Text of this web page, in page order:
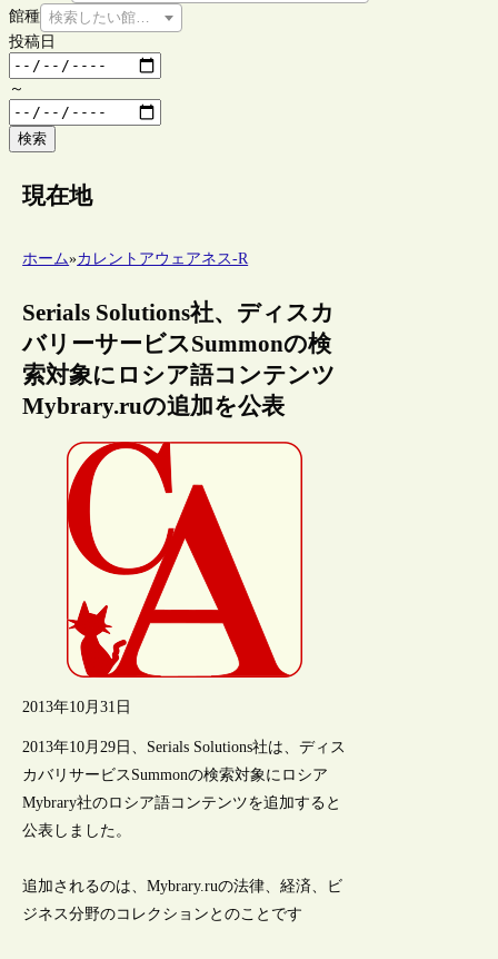
館種 検索したい館種を選択してください
投稿日
～
検索
現在地
ホーム»カレントアウェアネス-R
Serials Solutions社、ディスカ
バリーサービスSummonの検
索対象にロシア語コンテンツ
Mybrary.ruの追加を公表
2013年10月31日
2013年10月29日、Serials Solutions社は、ディス
カバリサービスSummonの検索対象にロシア
Mybrary社のロシア語コンテンツを追加すると
公表しました。
追加されるのは、Mybrary.ruの法律、経済、ビ
ジネス分野のコレクションとのことです